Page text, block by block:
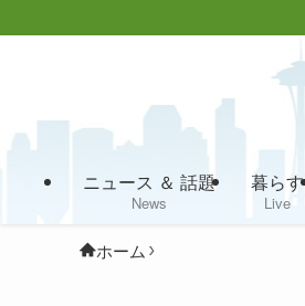
ニュース ＆ 話題
News
暮らす
Live
ホーム